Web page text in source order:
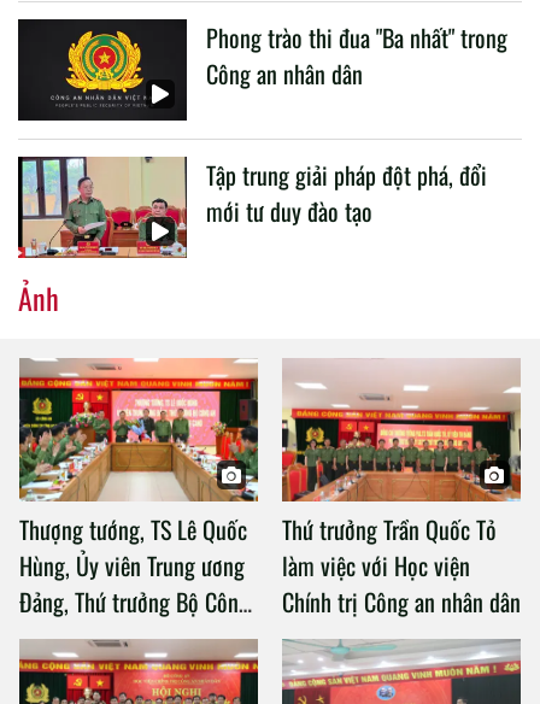
Phong trào thi đua "Ba nhất" trong
Công an nhân dân
Tập trung giải pháp đột phá, đổi
mới tư duy đào tạo
Ảnh
Thượng tướng, TS Lê Quốc
Hùng, Ủy viên Trung ương
Đảng, Thứ trưởng Bộ Công
an làm việc với Học viện
Chính trị Công an nhân dân
Thứ trưởng Trần Quốc Tỏ
làm việc với Học viện
Chính trị Công an nhân dân